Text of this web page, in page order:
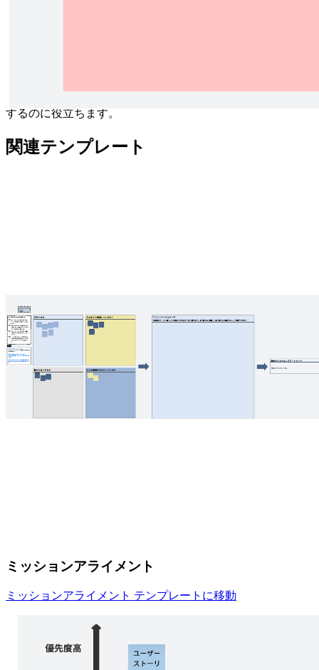
するのに役立ちます。
関連テンプレート
ミッションアライメント
ミッションアライメント テンプレートに移動